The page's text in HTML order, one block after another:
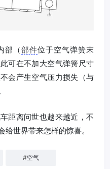
部（部件位于空气弹簧末
可在不加大空气弹簧尺寸
会产生空气压力损失（与
距离问世也越来越近，不
给世界带来怎样的惊喜。
#空气